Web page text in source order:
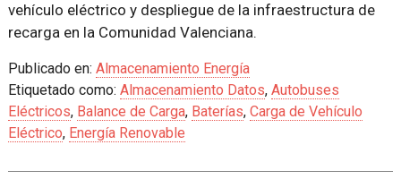
vehículo eléctrico y despliegue de la infraestructura de
recarga en la Comunidad Valenciana.
Publicado en: Almacenamiento Energía
Etiquetado como: Almacenamiento Datos, Autobuses
Eléctricos, Balance de Carga, Baterías, Carga de Vehículo
Eléctrico, Energía Renovable